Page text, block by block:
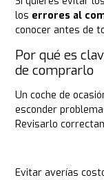
los errores al
conocer antes de
Por qué es
de comprarlo
Un coche de
esconder
Revisarlo
Evitar averías